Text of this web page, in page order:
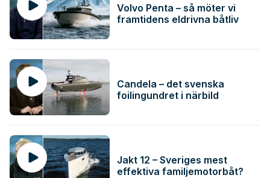
Volvo Penta – så möter vi
framtidens eldrivna båtliv
Candela – det svenska
foilingundret i närbild
Jakt 12 – Sveriges mest
effektiva familjemotorbåt?